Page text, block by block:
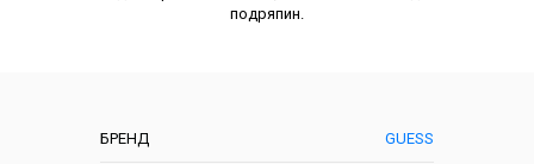
БРЕНД GUESS
подряпин.